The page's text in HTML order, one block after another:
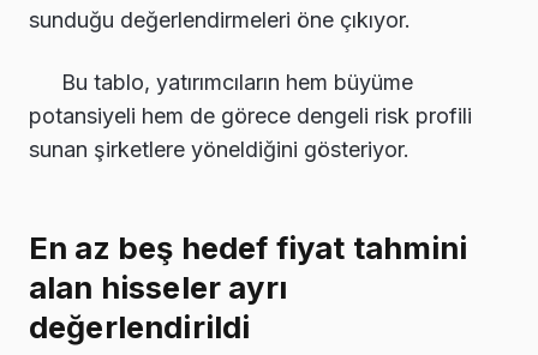
sunduğu değerlendirmeleri öne çıkıyor.
Bu tablo, yatırımcıların hem büyüme
potansiyeli hem de görece dengeli risk profili
sunan şirketlere yöneldiğini gösteriyor.
En az beş hedef fiyat tahmini
alan hisseler ayrı
değerlendirildi